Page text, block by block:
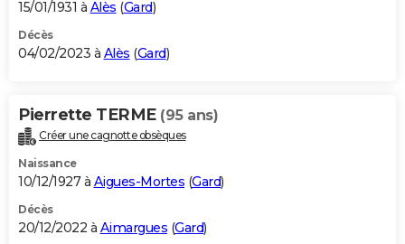
15/01/1931 à Alès (Gard)
Décès
04/02/2023 à Alès (Gard)
Pierrette TERME (95 ans)
Créer une cagnotte obsèques
Naissance
10/12/1927 à Aigues-Mortes (Gard)
Décès
20/12/2022 à Aimargues (Gard)